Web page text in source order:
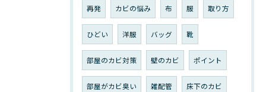
再発 カビの悩み 布 服 取り方
ひどい 洋服 バッグ 靴
部屋のカビ対策 壁のカビ ポイント
部屋がカビ臭い 雑配管 床下のカビ